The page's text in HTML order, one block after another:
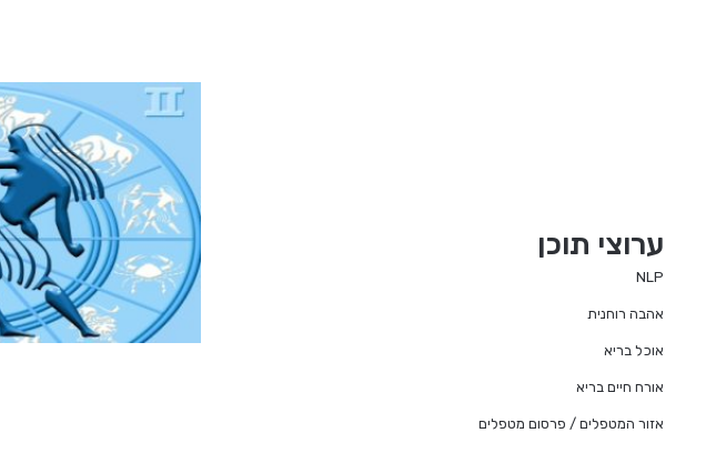
ערוצי תוכן
NLP
אהבה רוחנית
אוכל בריא
אורח חיים בריא
אזור המטפלים / פרסום מטפלים